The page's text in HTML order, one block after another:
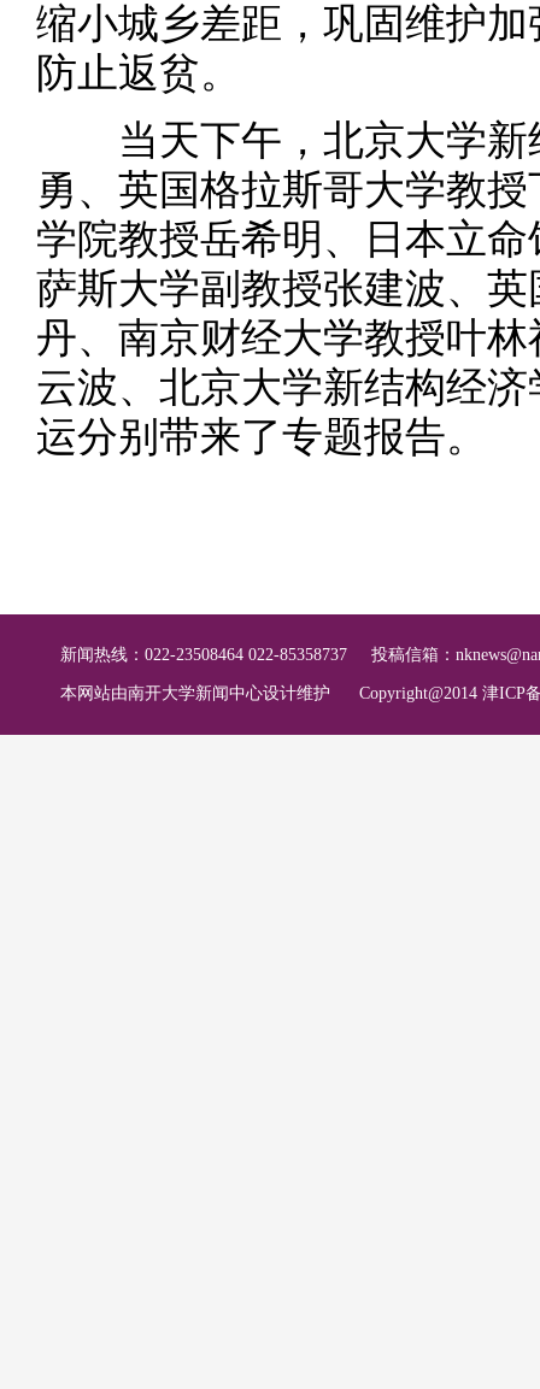
缩小城乡差距，巩固维护
防止返贫。
当天下午，北京大学新
勇、英国格拉斯哥大学教
学院教授岳希明、日本立
萨斯大学副教授张建波、
丹、南京财经大学教授叶
云波、北京大学新结构经
运分别带来了专题报告。
新闻热线：022-23508464 022-85358737 投稿信箱：
本网站由南开大学新闻中心设计维护 Copyright@2014 津ICP